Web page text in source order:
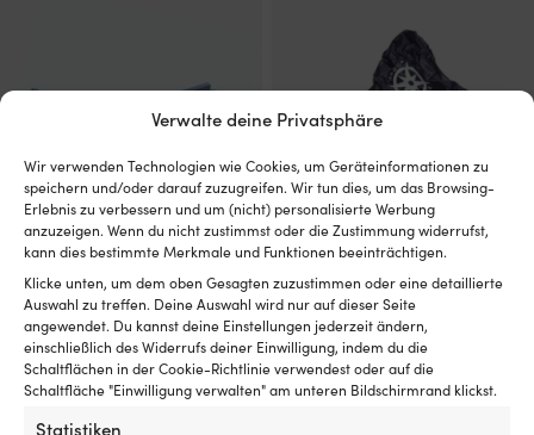
Verwalte deine Privatsphäre
Wir verwenden Technologien wie Cookies, um Geräteinformationen zu
speichern und/oder darauf zuzugreifen. Wir tun dies, um das Browsing-
Erlebnis zu verbessern und um (nicht) personalisierte Werbung
anzuzeigen. Wenn du nicht zustimmst oder die Zustimmung widerrufst,
kann dies bestimmte Merkmale und Funktionen beeinträchtigen.
Klicke unten, um dem oben Gesagten zuzustimmen oder eine detaillierte
Auswahl zu treffen. Deine Auswahl wird nur auf dieser Seite
angewendet. Du kannst deine Einstellungen jederzeit ändern,
einschließlich des Widerrufs deiner Einwilligung, indem du die
Schaltflächen in der Cookie-Richtlinie verwendest oder auf die
Schaltfläche "Einwilligung verwalten" am unteren Bildschirmrand klickst.
Statistiken
Bergkeil, gewinkelt, verzinkter
Stahl
8,18€
MwSt. inkl.
VERFÜGBAR BEI
NACHBESTELLUNG
Bergkeile, komplettes Set,
galvanisierter Stahl
31,18€
MwSt. inkl.
3 VORRÄTIG